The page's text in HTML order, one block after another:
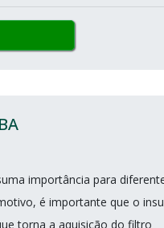
importância para
é importante que o
torna a aquisição do filtro